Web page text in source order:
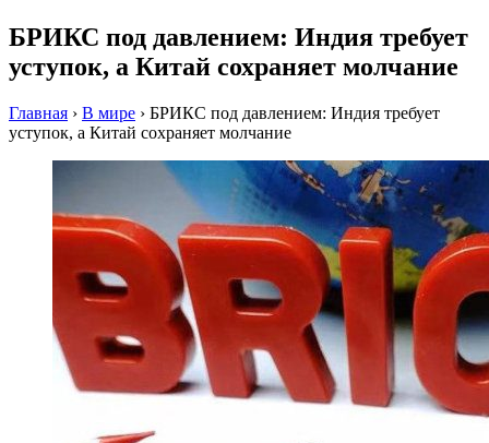
БРИКС под давлением: Индия требует
уступок, а Китай сохраняет молчание
Главная › В мире › БРИКС под давлением: Индия требует
уступок, а Китай сохраняет молчание